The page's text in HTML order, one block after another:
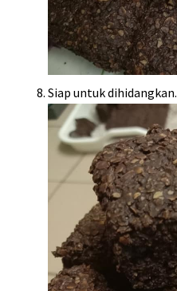
Siap untuk dihidangkan.